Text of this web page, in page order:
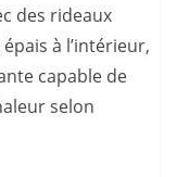
des rideaux
à l’intérieur,
capable de
selon